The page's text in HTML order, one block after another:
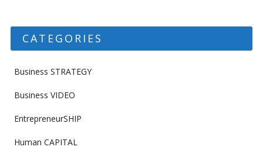
CATEGORIES
Business STRATEGY
Business VIDEO
EntrepreneurSHIP
Human CAPITAL